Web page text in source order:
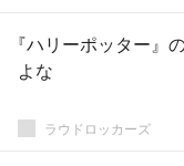
『ハリーポッター』
よな
ラウドロッカーズ